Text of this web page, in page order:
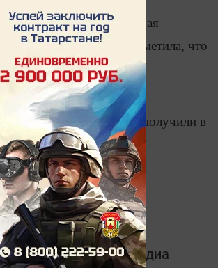
получила заведующая
Семенова. Она заметила, что
и он будет полностью
поселения, которые получили в
каналеТатмедиа